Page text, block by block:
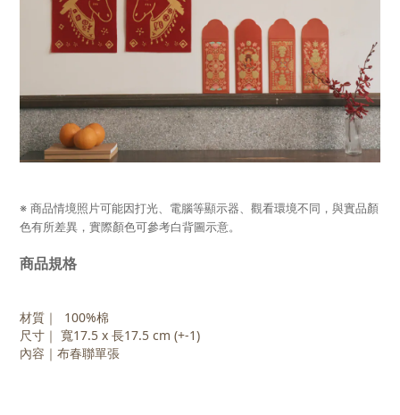
※ 商品情境照片可能因打光、電腦等顯示器、觀看環境不同，與實品顏
色有所差異，實際顏色可參考白背圖示意。
商品規格
材質｜ 100%棉
尺寸｜ 寬17.5 x 長17.5 cm (+-1)
內容｜布春聯單張